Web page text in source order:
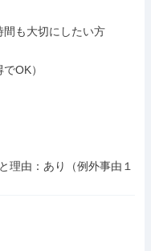
間も大切にしたい方
OK）
理由：あり（例外事由１